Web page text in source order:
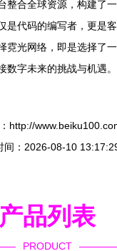
整合全球资源，构建了
是代码的编写者，更是客
霓光网络，即是选择了
字未来的挑战与机遇。
http://
间：2026-08-10
产品列表
PRODUCT